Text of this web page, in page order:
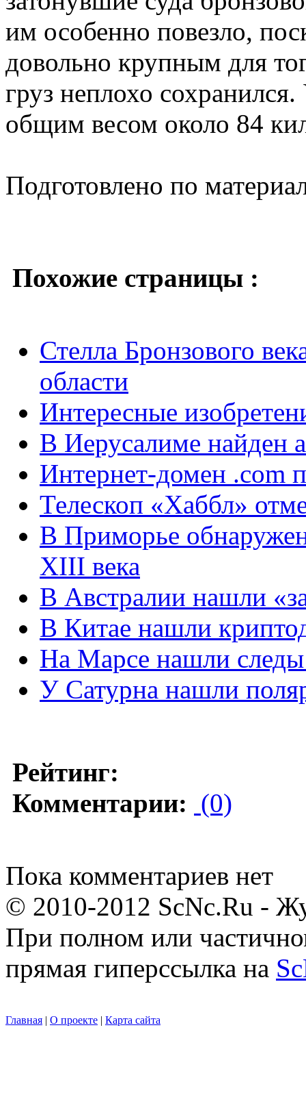
им особенно повезло,
довольно крупным для
груз неплохо
общим весом около 84
Подготовлено по
Похожие страницы :
Стелла Бронзового
области
Интересные
В Иерусалиме найден
Интернет-домен .com
Телескоп «Хаббл»
В Приморье
XIII века
В Австралии нашли
В Китае нашли
На Марсе нашли
У Сатурна нашли
Рейтинг:
Комментарии: (0)
Пока комментариев нет
© 2010-2012 ScNc.Ru -
При полном или
прямая гиперссылка на
Главная | О проекте | Карта сайта